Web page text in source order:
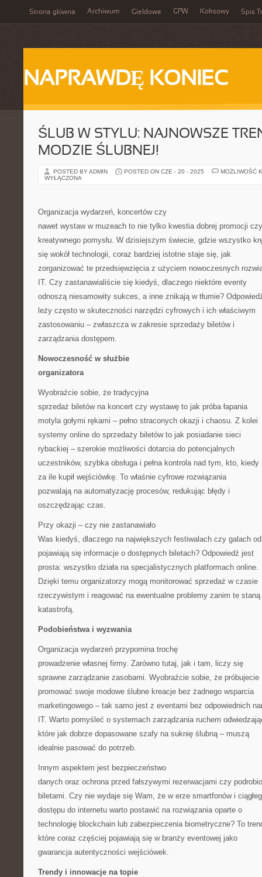
Strona główna Archiwum Giełdowe GPW Koksowy Spis
NAPRAWDĘ KONIEC
ŚLUB W STYLU: NAJNOWSZE
MODZIE ŚLUBNEJ!
POSTED BY ADMIN POSTED ON CZE - 20 - 2025
MOŻLIWOŚĆ
WYŁĄCZONA
Organizacja wydarzeń, koncertów czy
nawet wystaw w muzeach to nie tylko kwestia dobrej promocji czy
kreatywnego pomysłu. W dzisiejszym świecie, gdzie wszystko
się wokół technologii, coraz bardziej istotne staje się, jak
zorganizować te przedsięwzięcia z użyciem nowoczesnych
IT. Czy zastanawialiście się kiedyś, dlaczego niektóre eventy
odnoszą niesamowity sukces, a inne znikają w tłumie?
leży często w skuteczności narzędzi cyfrowych i ich właściwym
zastosowaniu – zwłaszcza w zakresie sprzedaży biletów i
zarządzania dostępem.
Nowoczesność w służbie
organizatora
Wyobraźcie sobie, że tradycyjna
sprzedaż biletów na koncert czy wystawę to jak próba łapania
motyla gołymi rękami – pełno straconych okazji i chaosu. Z kolei
systemy online do sprzedaży biletów to jak posiadanie sieci
rybackiej – szerokie możliwości dotarcia do potencjalnych
uczestników, szybka obsługa i pełna kontrola nad tym, kto, kiedy
za ile kupił wejściówkę. To właśnie cyfrowe rozwiązania
pozwalają na automatyzację procesów, redukując błędy i
oszczędzając czas.
Przy okazji – czy nie zastanawiało
Was kiedyś, dlaczego na największych festiwalach czy galach
pojawiają się informacje o dostępnych biletach? Odpowiedź jest
prosta: wszystko działa na specjalistycznych platformach online.
Dzięki temu organizatorzy mogą monitorować sprzedaż w czasie
rzeczywistym i reagować na ewentualne problemy zanim te
katastrofą.
Podobieństwa i wyzwania
Organizacja wydarzeń przypomina trochę
prowadzenie własnej firmy. Zarówno tutaj, jak i tam, liczy się
sprawne zarządzanie zasobami. Wyobraźcie sobie, że próbujecie
promować swoje modowe ślubne kreacje bez żadnego wsparcia
marketingowego – tak samo jest z eventami bez odpowiednich
IT. Warto pomyśleć o systemach zarządzania ruchem
które jak dobrze dopasowane szafy na suknię ślubną – muszą
idealnie pasować do potrzeb.
Innym aspektem jest bezpieczeństwo
danych oraz ochrona przed fałszywymi rezerwacjami czy
biletami. Czy nie wydaje się Wam, że w erze smartfonów i
dostępu do internetu warto postawić na rozwiązania oparte o
technologię blockchain lub zabezpieczenia biometryczne? To
które coraz częściej pojawiają się w branży eventowej jako
gwarancja autentyczności wejściówek.
Trendy i innowacje na topie